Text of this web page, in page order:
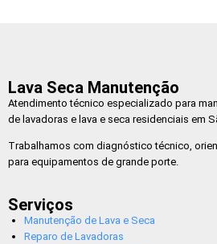
Lava Seca Manutenção
Atendimento técnico especializado para
de lavadoras e lava e seca residenciais em
Trabalhamos com diagnóstico técnico,
para equipamentos de grande porte.
Serviços
Manutenção de Lava e Seca
Reparo de Lavadoras